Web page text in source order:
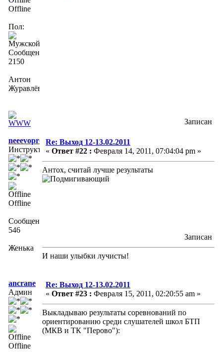
Offline
Пол:
Сообщений:
2150
Антон
Журавлёв
Записан
neeevopros
Инструктор
Offline
Сообщений:
546
Женька
Re: Выход 12-13.02.2011
« Ответ #22 : Февраля 14, 2011, 07:04:04 pm »
Антох, считай лучше результаты
Записан
И наши улыбки лучисты!
ancrane
Админ
Offline
Re: Выход 12-13.02.2011
« Ответ #23 : Февраля 15, 2011, 02:20:55 am »
Выкладываю результаты соревнований по
ориентированию среди слушателей школ БТП
(МКВ и ТК "Перово"):